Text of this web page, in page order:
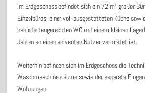
Im Erdgeschoss befindet sich ein 72 m² großer
Einzelbüros, einer voll ausgestatteten Küche
behindertengerechten WC und einem kleinen
Jahren an einen solventen Nutzer vermietet ist.
Weiterhin befinden sich im Erdgeschoss die
Waschmaschinenräume sowie der separate
Wohnungen.